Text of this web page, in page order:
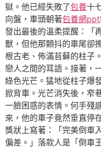
獄。他已經失敗了包養十
向盤，車頭朝著包養網ppt
發出最後的溫柔提醒：「
獸，但他那顫抖的車尾卻
根古老、佈滿苔蘚的柱子
戀人之間的耳語。接著，
綠色光芒。猛地從柱子爆
掀背車。光芒消失後，窄
一臉困惑的表情。何手殘
來，他的車子竟然垂直停
獎狀上寫著：「完美倒
偏差。」落款人是「倒車